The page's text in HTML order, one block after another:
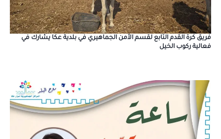
فريق كرة القدم التابع لقسم الأمن الجماهيري في بلدية عكا يشارك في
فعالية ركوب الخيل